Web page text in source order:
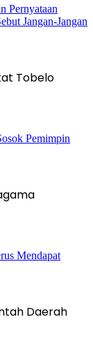
Pernyataan
Jangan-Jangan
Tobelo
Pemimpin
Mendapat
Daerah